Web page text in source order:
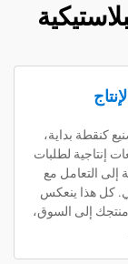
كنقطة بداية،
إنتاجية لطلبات
إلى التعامل مع
كل هذا ينعكس
إلى السوق،